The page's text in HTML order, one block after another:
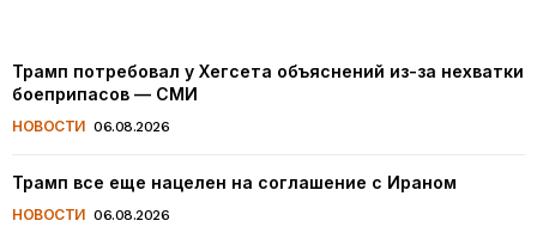
Трамп потребовал у Хегсета объяснений из-за нехватки
боеприпасов — СМИ
НОВОСТИ 06.08.2026
Трамп все еще нацелен на соглашение с Ираном
НОВОСТИ 06.08.2026